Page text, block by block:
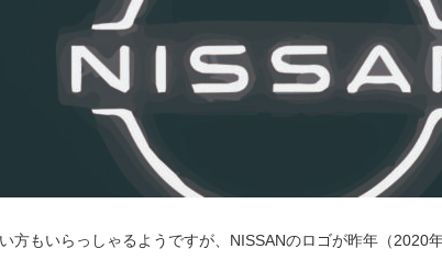
方もいらっしゃるようですが、NISSANのロゴが昨年（2020